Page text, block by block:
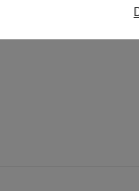
einsehen zu